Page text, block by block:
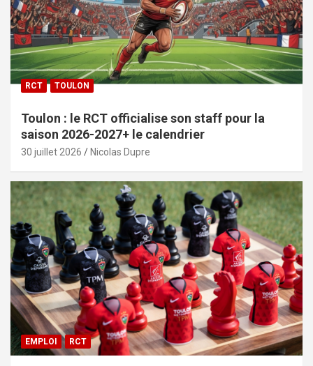
RCT TOULON
Toulon : le RCT officialise son staff pour la
saison 2026-2027+ le calendrier
30 juillet 2026 Nicolas Dupre
EMPLOI RCT